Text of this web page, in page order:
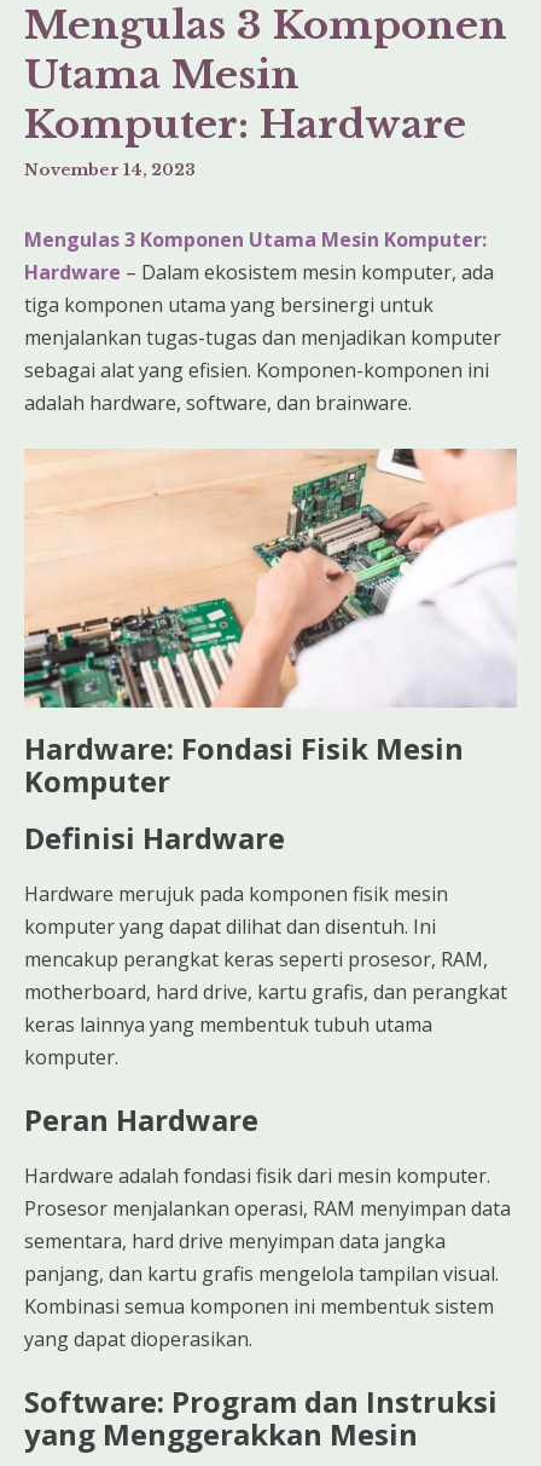
Mengulas 3 Komponen
Utama Mesin
Komputer: Hardware
November 14, 2023
Mengulas 3 Komponen Utama Mesin Komputer:
Hardware – Dalam ekosistem mesin komputer, ada
tiga komponen utama yang bersinergi untuk
menjalankan tugas-tugas dan menjadikan komputer
sebagai alat yang efisien. Komponen-komponen ini
adalah hardware, software, dan brainware.
Hardware: Fondasi Fisik Mesin
Komputer
Definisi Hardware
Hardware merujuk pada komponen fisik mesin
komputer yang dapat dilihat dan disentuh. Ini
mencakup perangkat keras seperti prosesor, RAM,
motherboard, hard drive, kartu grafis, dan perangkat
keras lainnya yang membentuk tubuh utama
komputer.
Peran Hardware
Hardware adalah fondasi fisik dari mesin komputer.
Prosesor menjalankan operasi, RAM menyimpan data
sementara, hard drive menyimpan data jangka
panjang, dan kartu grafis mengelola tampilan visual.
Kombinasi semua komponen ini membentuk sistem
yang dapat dioperasikan.
Software: Program dan Instruksi
yang Menggerakkan Mesin